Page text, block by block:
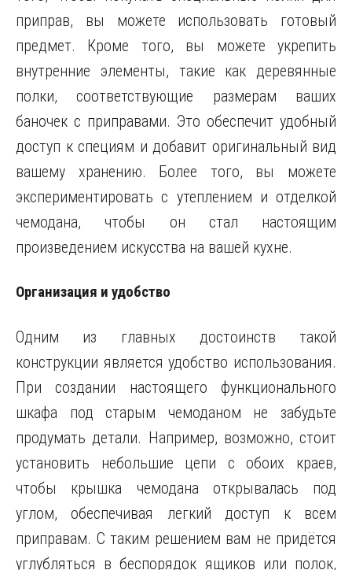
приправ, вы можете использовать готовый
предмет. Кроме того, вы можете укрепить
внутренние элементы, такие как деревянные
полки, соответствующие размерам ваших
баночек с приправами. Это обеспечит удобный
доступ к специям и добавит оригинальный вид
вашему хранению. Более того, вы можете
экспериментировать с утеплением и отделкой
чемодана, чтобы он стал настоящим
произведением искусства на вашей кухне.
Организация и удобство
Одним из главных достоинств такой
конструкции является удобство использования.
При создании настоящего функционального
шкафа под старым чемоданом не забудьте
продумать детали. Например, возможно, стоит
установить небольшие цепи с обоих краев,
чтобы крышка чемодана открывалась под
углом, обеспечивая легкий доступ к всем
приправам. С таким решением вам не придётся
углубляться в беспорядок ящиков или полок,